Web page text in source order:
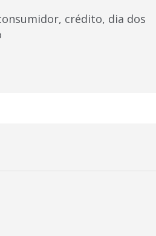
crédito, dia dos